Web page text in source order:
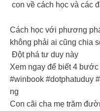
con về cách học và các
Cách học với phương
không phải ai cũng chia
Đột phá tư duy này
Xem ngay để biết 4
#winbook #dotphatuduy
ng
Con cãi cha mẹ trăm